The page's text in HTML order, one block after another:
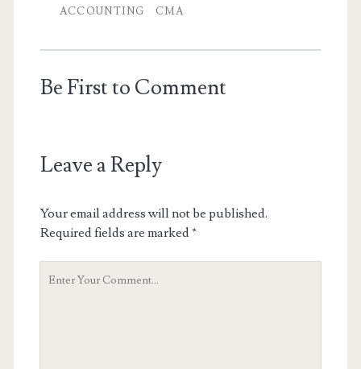
ACCOUNTING
CMA
Be First to Comment
Leave a Reply
Your email address will not be published.
Required fields are marked*